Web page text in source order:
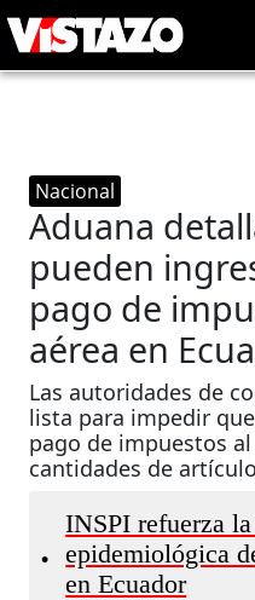
Nacional
Aduana
pueden
pago de
aérea en
Las autoridades de
lista para impedir
pago de impuestos
cantidades de
•
INSPI refuerza
epidemiológica
en Ecuador